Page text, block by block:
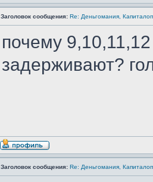
Заголовок сообщения: Re: Деньгомания,
почему
задерживают?
Заголовок сообщения: Re: Деньгомания,